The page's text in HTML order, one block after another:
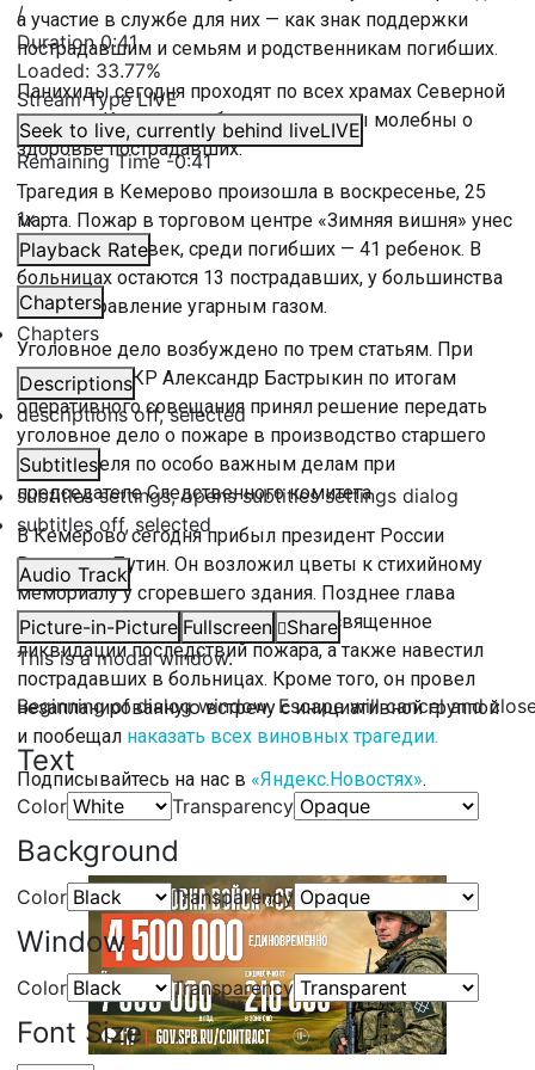
/
Duration0:41
Loaded: 33.77%
Stream TypeLIVE
Seek to live, currently behind liveLIVE
Remaining Time-0:41
1x
Playback Rate
Chapters
Chapters
Descriptions
descriptions off, selected
Subtitles
subtitles settings, opens subtitles settings dialog
subtitles off, selected
Audio Track
Picture-in-Picture Fullscreen
Share
This is a modal window.
Beginning of dialog window. Escape will cancel and
Text
Color Transparency
Background
Color Transparency
Window
Color Transparency
Font Size
а участие в службе для них — как знак поддержки
пострадавшим и семьям и родственникам погибших.
Панихиды сегодня проходят по всех храмах Северной
столицы. Кроме того, будут отслужены молебны о
здоровье пострадавших.
Трагедия в Кемерово произошла в воскресенье, 25
марта. Пожар в торговом центре «Зимняя вишня» унес
жизни 64 человек, среди погибших — 41 ребенок. В
больницах остаются 13 пострадавших, у большинства
из них отравление угарным газом.
Уголовное дело возбуждено по трем статьям. При
этом глава СКР Александр Бастрыкин по итогам
оперативного совещания принял решение передать
уголовное дело о пожаре в производство старшего
следователя по особо важным делам при
председателе Следственного комитета.
В Кемерово сегодня прибыл президент России
Владимир Путин. Он возложил цветы к стихийному
мемориалу у сгоревшего здания. Позднее глава
государства провел совещание, посвященное
ликвидации последствий пожара, а также навестил
пострадавших в больницах. Кроме того, он провел
незапланированную встречу с инициативной группой
и пообещал наказать всех виновных трагедии.
Подписывайтесь на нас в «Яндекс.Новостях».